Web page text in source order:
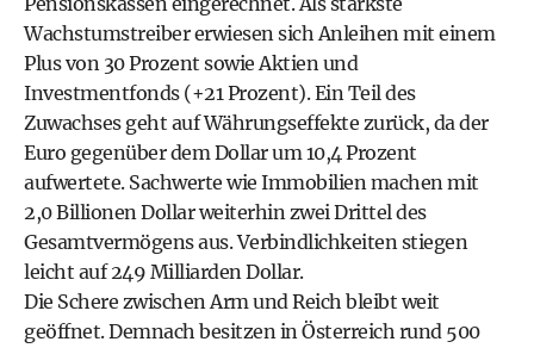
Wachstumstreiber erwiesen sich Anleihen mit einem
Plus von 30 Prozent sowie Aktien und
Investmentfonds (+21 Prozent). Ein Teil des
Zuwachses geht auf Währungseffekte zurück, da der
Euro gegenüber dem Dollar um 10,4 Prozent
aufwertete. Sachwerte wie Immobilien machen mit
2,0 Billionen Dollar weiterhin zwei Drittel des
Gesamtvermögens aus. Verbindlichkeiten stiegen
leicht auf 249 Milliarden Dollar.
Die Schere zwischen Arm und Reich bleibt weit
geöffnet. Demnach besitzen in Österreich rund 500